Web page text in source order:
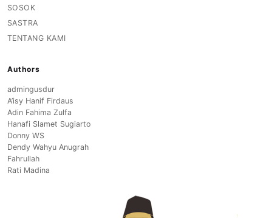
SOSOK
SASTRA
TENTANG KAMI
Authors
admingusdur
A’isy Hanif Firdaus
Adin Fahima Zulfa
Hanafi Slamet Sugiarto
Donny WS
Dendy Wahyu Anugrah
Fahrullah
Rati Madina